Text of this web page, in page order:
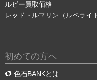
ルビー買取価格
レッドトルマリン（ルベライ
初めての方へ
色石BANKとは